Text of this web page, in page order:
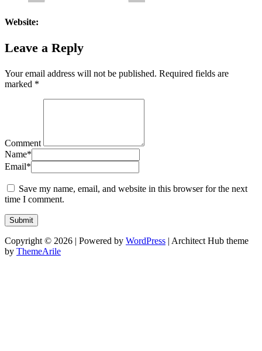
Website:
Leave a Reply
Your email address will not be published. Required fields are
marked *
Comment
Name*
Email*
Save my name, email, and website in this browser for the next
time I comment.
Copyright © 2026 | Powered by WordPress | Architect Hub theme
by ThemeArile